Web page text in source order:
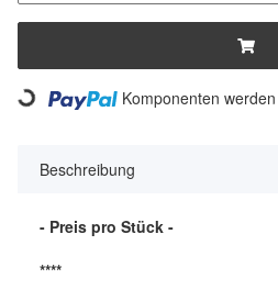
Loading... Komponenten
Beschreibung
- Preis pro Stück -
****